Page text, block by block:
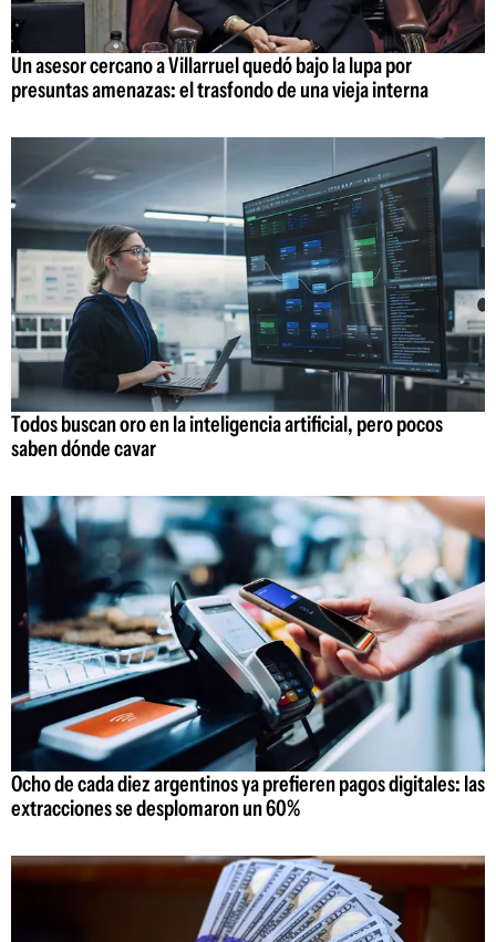
Un asesor cercano a Villarruel quedó bajo la lupa por
presuntas amenazas: el trasfondo de una vieja interna
Todos buscan oro en la inteligencia artificial, pero pocos
saben dónde cavar
Ocho de cada diez argentinos ya prefieren pagos digitales: las
extracciones se desplomaron un 60%